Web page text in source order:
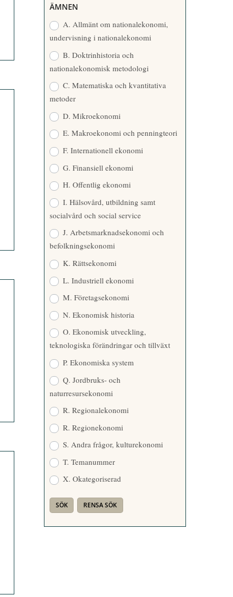
ÄMNEN
A. Allmänt om nationalekonomi,
undervisning i nationalekonomi
B. Doktrinhistoria och
nationalekonomisk metodologi
C. Matematiska och kvantitativa
metoder
D. Mikroekonomi
E. Makroekonomi och penningteori
F. Internationell ekonomi
G. Finansiell ekonomi
H. Offentlig ekonomi
I. Hälsovård, utbildning samt
socialvård och social service
J. Arbetsmarknadsekonomi och
befolkningsekonomi
K. Rättsekonomi
L. Industriell ekonomi
M. Företagsekonomi
N. Ekonomisk historia
O. Ekonomisk utveckling,
teknologiska förändringar och tillväxt
P. Ekonomiska system
Q. Jordbruks- och
naturresursekonomi
R. Regionalekonomi
R. Regionekonomi
S. Andra frågor, kulturekonomi
T. Temanummer
X. Okategoriserad